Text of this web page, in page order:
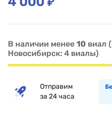
В наличии менее 10 виал
Новосибирск: 4 виалы)
Отправим
за 24 часа